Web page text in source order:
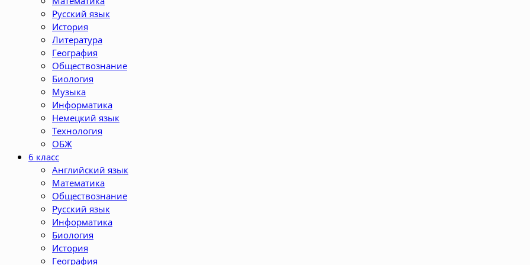
Русский язык
История
Литература
География
Обществознание
Биология
Музыка
Информатика
Немецкий язык
Технология
ОБЖ
6 класс
Английский язык
Математика
Обществознание
Русский язык
Информатика
Биология
История
География